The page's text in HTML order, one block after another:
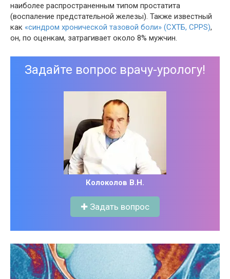
наиболее распространенным типом простатита
(воспаление предстательной железы). Также известный
как «синдром хронической тазовой боли» (СХТБ, CPPS),
он, по оценкам, затрагивает около 8% мужчин.
Задайте вопрос врачу-урологу!
Колоколов В.Н.
✚ Задать вопрос